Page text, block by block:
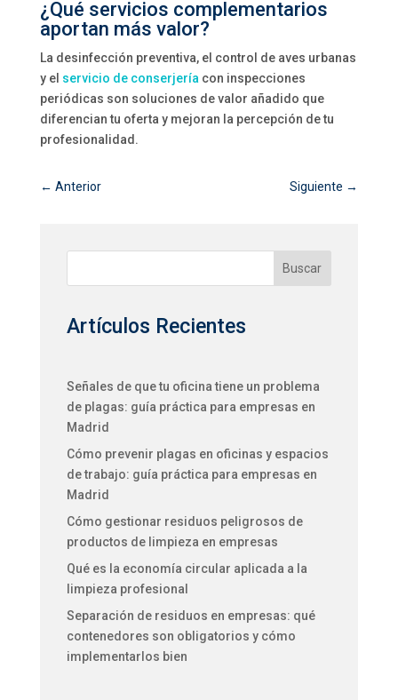
¿Qué servicios complementarios
aportan más valor?
La desinfección preventiva, el control de aves urbanas
y el servicio de conserjería con inspecciones
periódicas son soluciones de valor añadido que
diferencian tu oferta y mejoran la percepción de tu
profesionalidad.
← Anterior Siguiente →
Buscar
Artículos Recientes
Señales de que tu oficina tiene un problema
de plagas: guía práctica para empresas en
Madrid
Cómo prevenir plagas en oficinas y espacios
de trabajo: guía práctica para empresas en
Madrid
Cómo gestionar residuos peligrosos de
productos de limpieza en empresas
Qué es la economía circular aplicada a la
limpieza profesional
Separación de residuos en empresas: qué
contenedores son obligatorios y cómo
implementarlos bien